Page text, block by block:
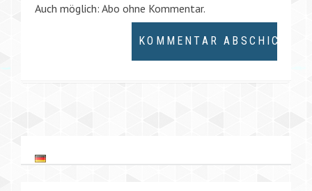
Auch möglich: Abo ohne Kommentar.